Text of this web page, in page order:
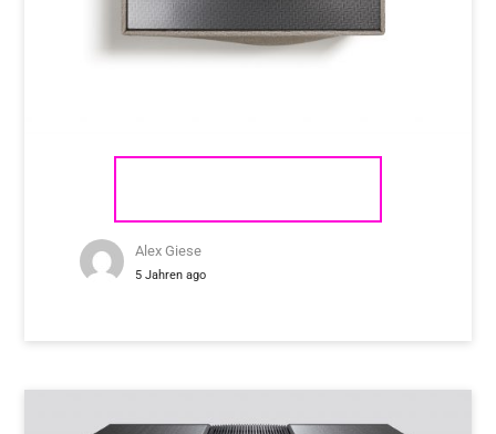
Alex Giese
5 Jahren ago